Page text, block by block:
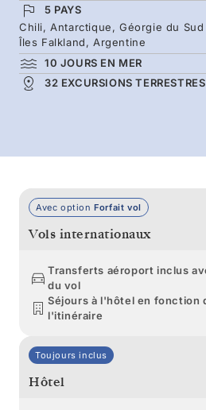
de manchots royaux. Les
de manchots des îles
ensuite, tandis que vous
vers le nord à la recherche
5 PAYS
Chili, Antarctique, Géorgie du
Îles Falkland, Argentine
10 JOURS EN MER
32 EXCURSIONS TERRESTRES
Avec option Forfait vol
Vols internationaux
Transferts aéroport inclus
du vol
Séjours à l'hôtel en fonction
l'itinéraire
Toujours inclus
Hôtel